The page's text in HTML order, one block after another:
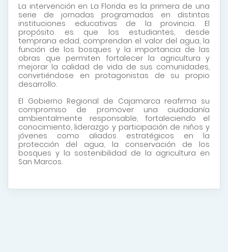
La intervención en La Florida es la primera de una
serie de jornadas programadas en distintas
instituciones educativas de la provincia. El
propósito es que los estudiantes, desde
temprana edad, comprendan el valor del agua, la
función de los bosques y la importancia de las
obras que permiten fortalecer la agricultura y
mejorar la calidad de vida de sus comunidades,
convirtiéndose en protagonistas de su propio
desarrollo.
El Gobierno Regional de Cajamarca reafirma su
compromiso de promover una ciudadanía
ambientalmente responsable, fortaleciendo el
conocimiento, liderazgo y participación de niños y
jóvenes como aliados estratégicos en la
protección del agua, la conservación de los
bosques y la sostenibilidad de la agricultura en
San Marcos.